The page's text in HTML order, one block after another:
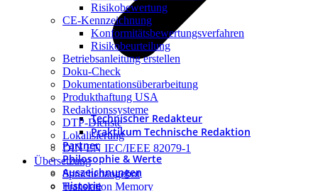
Technischer Redakteur
Praktikum Technische Redaktion
Partner
Philosophie & Werte
Auszeichnungen
Historie
Risikobewertung
CE-Kennzeichnung
Konformitätsbewertungsverfahren
Risikobeurteilung
Betriebsanleitung erstellen
Doku-Check
Dokumentationsüberarbeitung
Produkthaftung USA
Redaktionssysteme
DTP-Dienste
Lokalisierung
DIN EN IEC/IEEE 82079-1
Übersetzung
Sprachenangebot
Translation Memory